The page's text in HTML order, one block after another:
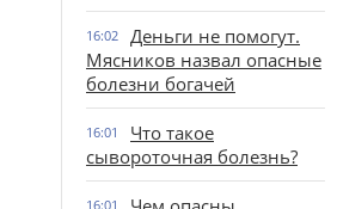
16:02
Деньги не помогут.
Мясников назвал опасные
болезни богачей
16:01
Что такое
сывороточная болезнь?
16:01